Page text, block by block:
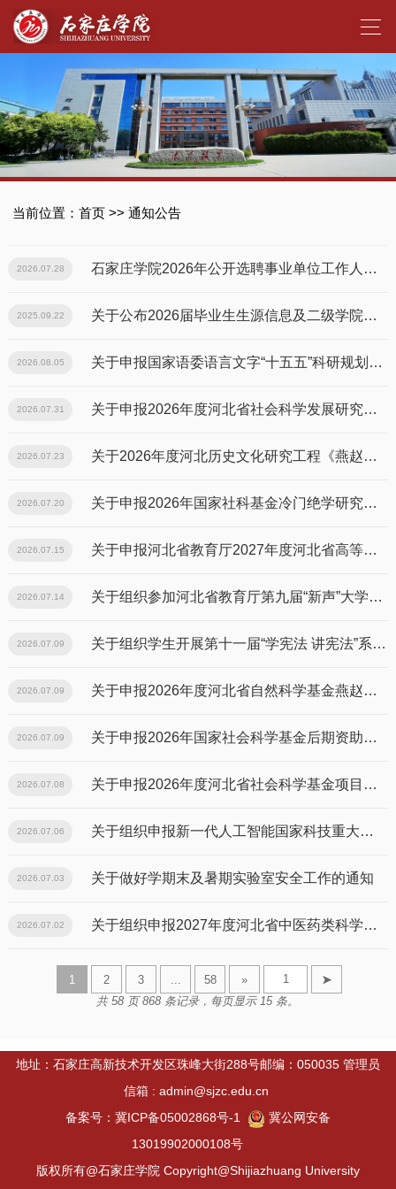
当前位置： 首页>> 通知公告
2026.07.28 石家庄学院2026年公开选聘事业单位工作人员公告
2025.09.22 关于公布2026届毕业生生源信息及二级学院咨询电话一览表的通知
2026.08.05 关于申报国家语委语言文字“十五五”科研规划2026年度项目的通知
2026.07.31 关于申报2026年度河北省社会科学发展研究课题的通知
2026.07.23 关于2026年度河北历史文化研究工程《燕赵文库》项目摸底和征集的通知
2026.07.20 关于申报2026年国家社科基金冷门绝学研究专项的通知
2026.07.15 关于申报河北省教育厅2027年度河北省高等学校科学研究项目的通知
2026.07.14 关于组织参加河北省教育厅第九届“新声”大学生语言文化艺术节的通知
2026.07.09 关于组织学生开展第十一届“学宪法 讲宪法”系列活动的通知
2026.07.09 关于申报2026年度河北省自然科学基金燕赵钢铁实验室联合基金项目的通知
2026.07.09 关于申报2026年国家社会科学基金后期资助暨优秀博士学位论文出版、优秀学术著作再版项目的通知
2026.07.08 关于申报2026年度河北省社会科学基金项目的通知
2026.07.06 关于组织申报新一代人工智能国家科技重大专项2026年度第一批公开项目的通知
2026.07.03 关于做好学期末及暑期实验室安全工作的通知
2026.07.02 关于组织申报2027年度河北省中医药类科学研究课题计划项目的通知
1 2 3 ... 58 »
➤
共 58 页 868 条记录，每页显示 15 条。
地址：石家庄高新技术开发区珠峰大街288号邮编：050035 管理员
信箱 : admin@sjzc.edu.cn
备案号：冀ICP备05002868号-1
冀公网安备
13019902000108号
版权所有@石家庄学院 Copyright@Shijiazhuang University